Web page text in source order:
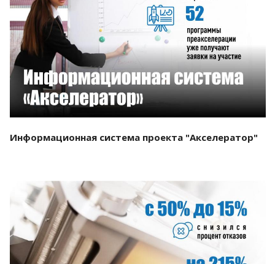
Смотреть проект
Информационная система проекта "Акселератор"